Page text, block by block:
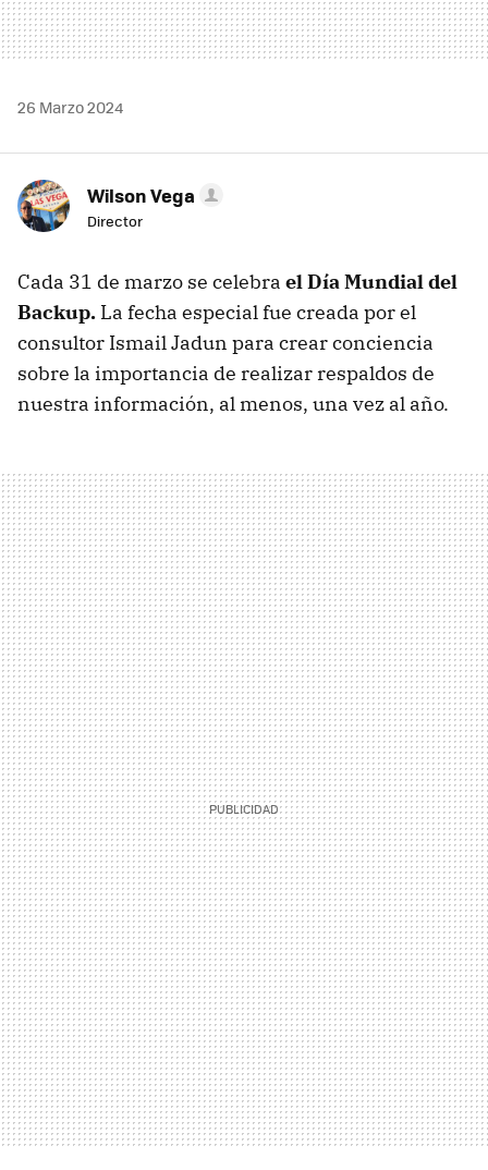
26 Marzo 2024
Wilson Vega
Director
Cada 31 de marzo se celebra el Día Mundial del
Backup. La fecha especial fue creada por el
consultor Ismail Jadun para crear conciencia
sobre la importancia de realizar respaldos de
nuestra información, al menos, una vez al año.